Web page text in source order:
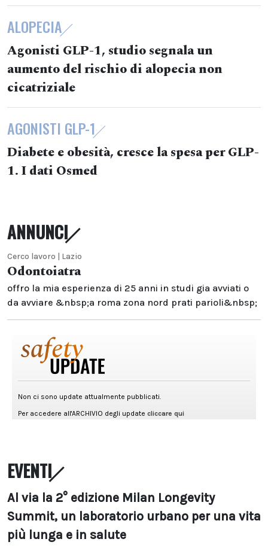
ALOPECIA
Agonisti GLP-1, studio segnala un
aumento del rischio di alopecia non
cicatriziale
AGONISTI GLP-1
Diabete e obesità, cresce la spesa per GLP-
1. I dati Osmed
ANNUNCI
Cerco lavoro | Lazio
Odontoiatra
offro la mia esperienza di 25 anni in studi gia avviati o
da avviare &nbsp;a roma zona nord prati parioli&nbsp;
EVENTI
Al via la 2° edizione Milan Longevity
Summit, un laboratorio urbano per una vita
più lunga e in salute